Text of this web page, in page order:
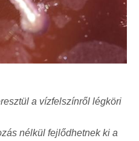
a vízfelszínről légköri
nélkül fejlődhetnek ki a